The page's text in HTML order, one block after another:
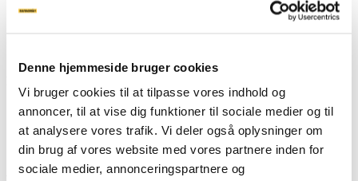
Denne hjemmeside bruger cookies
Vi bruger cookies til at tilpasse vores indhold og
annoncer, til at vise dig funktioner til sociale medier og til
at analysere vores trafik. Vi deler også oplysninger om
din brug af vores website med vores partnere inden for
sociale medier, annonceringspartnere og
Inspiration
Private
Business
About Stop Digging